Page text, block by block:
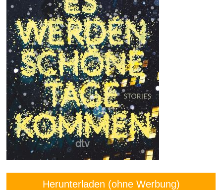
Herunterladen (ohne Werbung)